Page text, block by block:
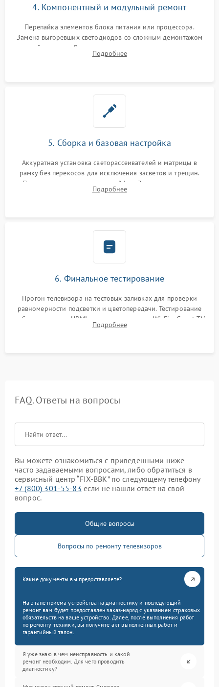
4. Компонентный и модульный ремонт
Перепайка элементов блока питания или процессора.
Замена выгоревших светодиодов со сложным демонтажом
хрупкой матрицы. Восстановление поврежденных дорожек,
прошивка микросхем памяти EEPROM
Подробнее
5. Сборка и базовая настройка
Аккуратная установка светорассеивателей и матрицы в
рамку без перекосов для исключения засветов и трещин.
Подключение внутренних шлейфов. Закрытие корпуса.
Сброс настроек и обновление программного обеспечения.
Подробнее
6. Финальное тестирование
Прогон телевизора на тестовых заливках для проверки
равномерности подсветки и цветопередачи. Тестирование
работы разъемов HDMI, динамиков, модуля Wi-Fi и Smart TV
в рабочем режиме в течение нескольких часов.
Подробнее
FAQ. Ответы на вопросы
Вы можете ознакомиться с приведенными ниже
часто задаваемыми вопросами, либо обратиться в
сервисный центр “FIX-BBK” по следующему телефону
+7 (800) 301-55-83 если не нашли ответ на свой
вопрос.
Общие вопросы
Вопросы по ремонту телевизоров
Какие документы вы предоставляете?
На этапе приема устройства на диагностику и последующий
ремонт вам будет предоставлен заказ-наряд с указанием страховых
обязательств на ваше устройство. Далее, после выполнения работ
по ремонту техники, вы получите акт выполненных работ и
гарантийный талон.
Я уже знаю в чем неисправность и какой
ремонт необходим. Для чего проводить
диагностику?